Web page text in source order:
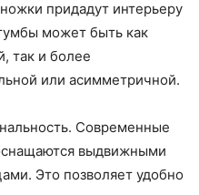
придадут интерьеру
может быть как
так и более
или асимметричной.
Современные
выдвижными
Это позволяет удобно